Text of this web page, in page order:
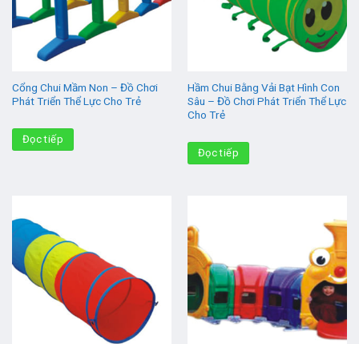
Cổng Chui Mầm Non – Đồ Chơi
Phát Triển Thể Lực Cho Trẻ
Đọc tiếp
Hầm Chui Bằng Vải Bạt Hình Con
Sâu – Đồ Chơi Phát Triển Thể Lực
Cho Trẻ
Đọc tiếp